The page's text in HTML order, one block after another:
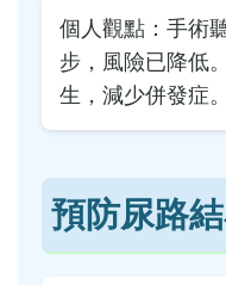
個人觀點：手術
步，風險已降低
生，減少併發症。
預防尿路